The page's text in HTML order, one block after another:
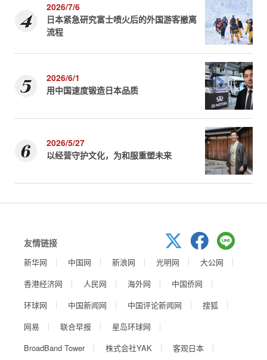
2026/7/6
日本紧急研究富士喷火后的外国游客撤离
流程
2026/6/1
用中国速度锻造日本品质
2026/5/27
以经营守护文化，为和服重塑未来
友情链接
新华网 中国网 新浪网 光明网
大公网
香港经济网
人民网 海外网
中国侨网
环球网
中国新闻网 中国评论新闻网
搜狐
网易
联合早报
星岛环球网
BroadBand Tower
株式会社YAK
客观日本